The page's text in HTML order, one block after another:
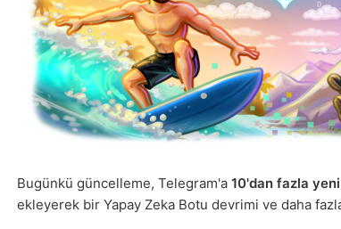
Bugünkü güncelleme, Telegram'a 10'dan fazla
ekleyerek bir Yapay Zeka Botu devrimi ve daha